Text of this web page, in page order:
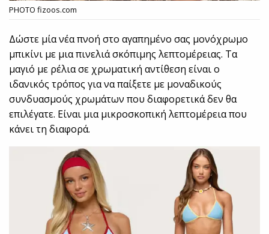
PHOTO fizoos.com
Δώστε μία νέα πνοή στο αγαπημένο σας μονόχρωμο
μπικίνι με μια πινελιά σκόπιμης λεπτομέρειας. Τα
μαγιό με ρέλια σε χρωματική αντίθεση είναι ο
ιδανικός τρόπος για να παίξετε με μοναδικούς
συνδυασμούς χρωμάτων που διαφορετικά δεν θα
επιλέγατε. Είναι μια μικροσκοπική λεπτομέρεια που
κάνει τη διαφορά.